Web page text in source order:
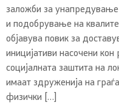
заложби за унапредување
и подобрување на
објавува повик за
иницијативи насочени
социјалната заштита на
имаат здруженија на
физички […]